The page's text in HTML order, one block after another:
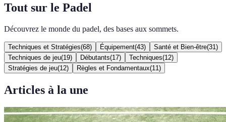
Tout sur le Padel
Découvrez le monde du padel, des bases aux sommets.
Techniques et Stratégies(68) Équipement(43) Santé et Bien-être(31 )
Techniques de jeu(19) Débutants(17) Techniques(12)
Stratégies de jeu(12) Règles et Fondamentaux(11 )
Articles à la une